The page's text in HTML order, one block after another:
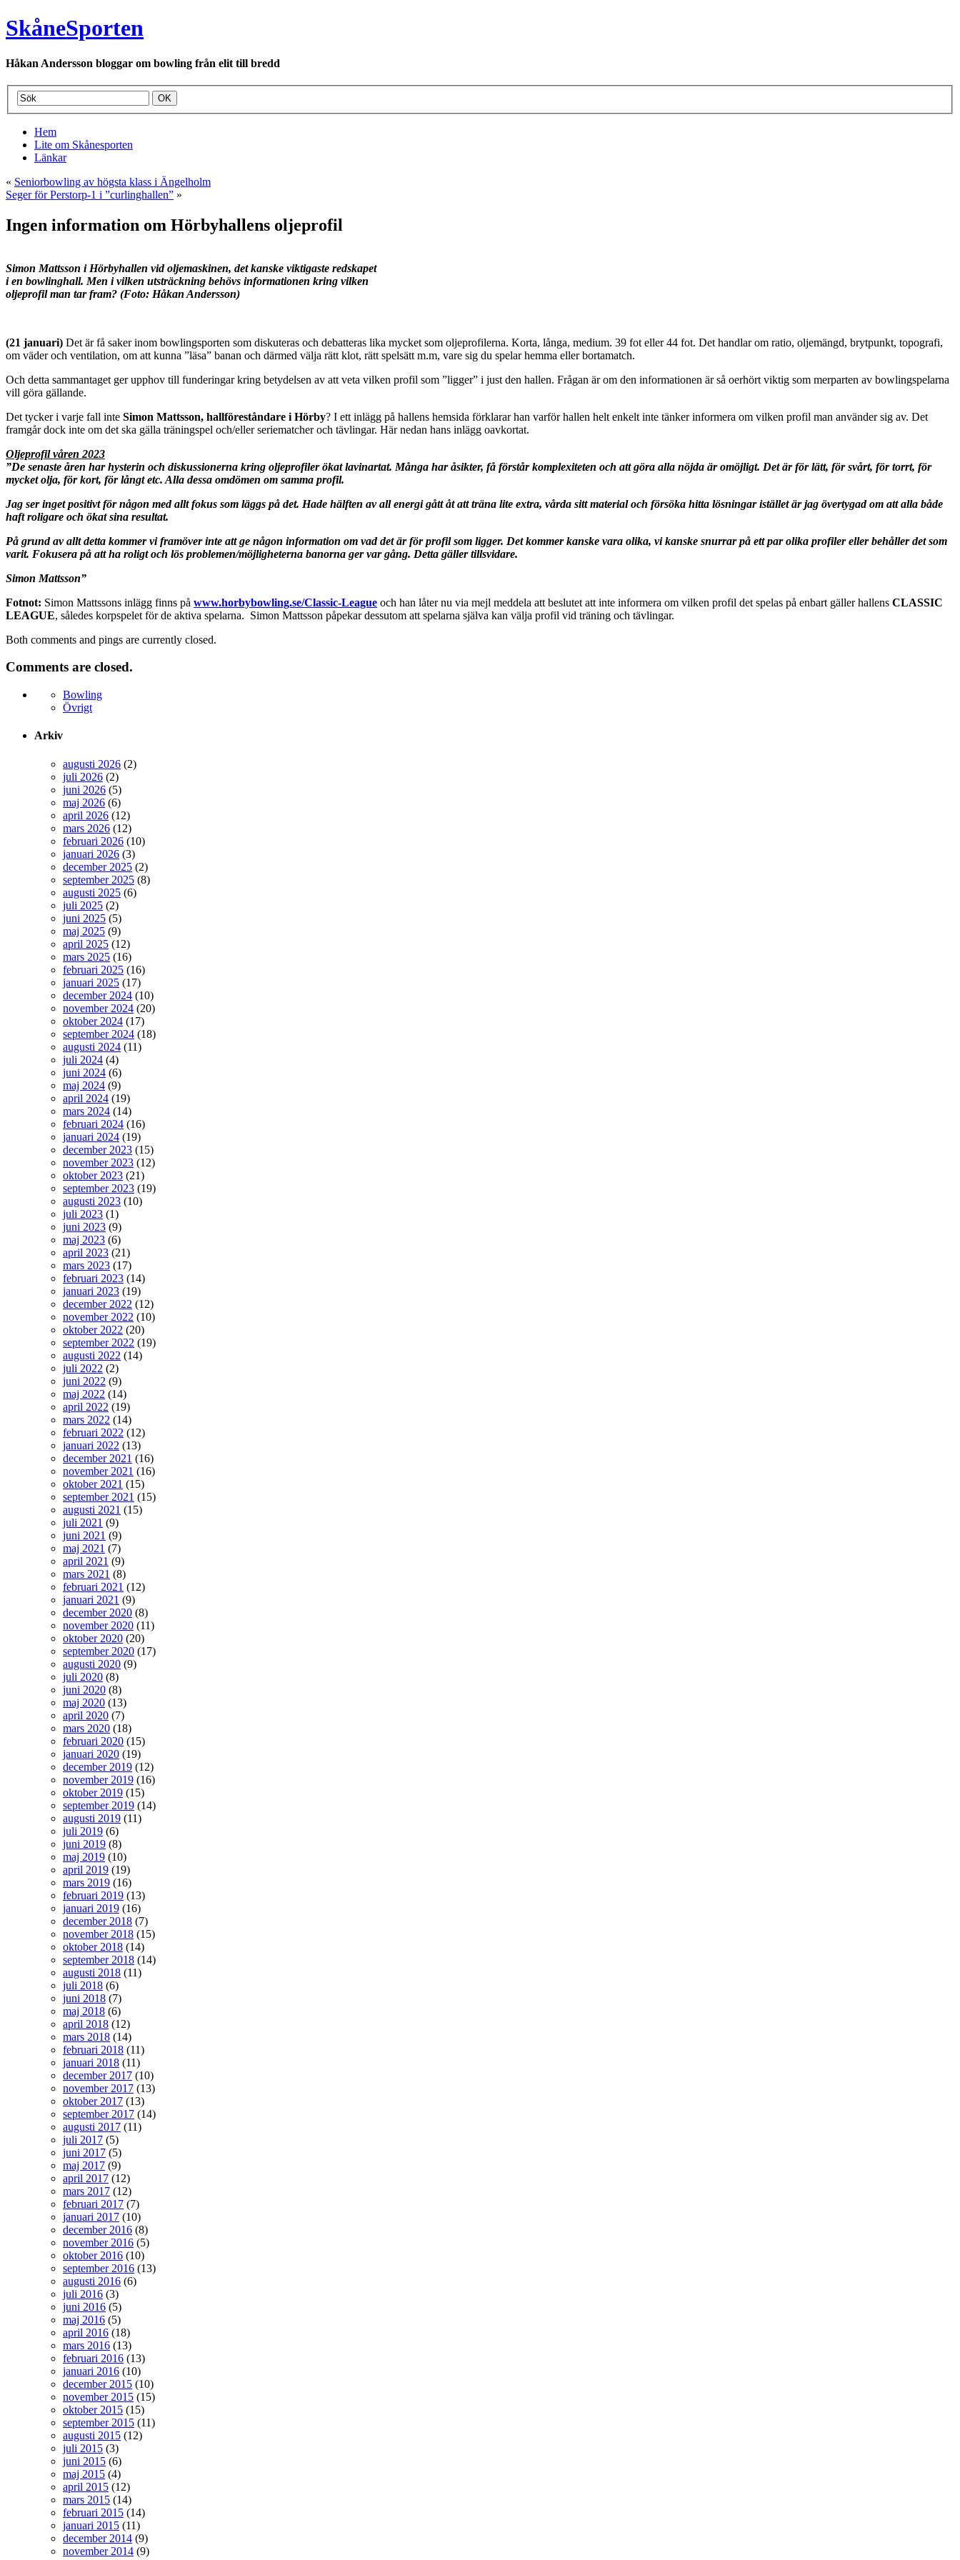
SkåneSporten
Håkan Andersson bloggar om bowling från elit till bredd
Hem
Lite om Skånesporten
Länkar
« Seniorbowling av högsta klass i Ängelholm
Seger för Perstorp-1 i ”curlinghallen” »
Ingen information om Hörbyhallens oljeprofil
Simon Mattsson i Hörbyhallen vid oljemaskinen, det kanske viktigaste redskapet
i en bowlinghall. Men i vilken utsträckning behövs informationen kring vilken
oljeprofil man tar fram? (Foto: Håkan Andersson)
(21 januari) Det är få saker inom bowlingsporten som diskuteras och debatteras lika mycket som oljeprofilerna. Korta, långa, medium. 39 fot eller 44 fot. Det handlar om ratio, oljemängd, brytpunkt, topografi,
om väder och ventilation, om att kunna ”läsa” banan och därmed välja rätt klot, rätt spelsätt m.m, vare sig du spelar hemma eller bortamatch.
Och detta sammantaget ger upphov till funderingar kring betydelsen av att veta vilken profil som ”ligger” i just den hallen. Frågan är om den informationen är så oerhört viktig som merparten av bowlingspelarna
vill göra gällande.
Det tycker i varje fall inte Simon Mattsson, hallföreståndare i Hörby? I ett inlägg på hallens hemsida förklarar han varför hallen helt enkelt inte tänker informera om vilken profil man använder sig av. Det
framgår dock inte om det ska gälla träningspel och/eller seriematcher och tävlingar. Här nedan hans inlägg oavkortat.
Oljeprofil våren 2023
”De senaste åren har hysterin och diskussionerna kring oljeprofiler ökat lavinartat. Många har åsikter, få förstår komplexiteten och att göra alla nöjda är omöjligt. Det är för lätt, för svårt, för torrt, för
mycket olja, för kort, för långt etc. Alla dessa omdömen om samma profil.
Jag ser inget positivt för någon med allt fokus som läggs på det. Hade hälften av all energi gått åt att träna lite extra, vårda sitt material och försöka hitta lösningar istället är jag övertygad om att alla både
haft roligare och ökat sina resultat.
På grund av allt detta kommer vi framöver inte att ge någon information om vad det är för profil som ligger. Det kommer kanske vara olika, vi kanske snurrar på ett par olika profiler eller behåller det som
varit. Fokusera på att ha roligt och lös problemen/möjligheterna banorna ger var gång. Detta gäller tillsvidare.
Simon Mattsson”
Fotnot: Simon Mattssons inlägg finns på www.horbybowling.se/Classic-League och han låter nu via mejl meddela att beslutet att inte informera om vilken profil det spelas på enbart gäller hallens CLASSIC
LEAGUE, således korpspelet för de aktiva spelarna. Simon Mattsson påpekar dessutom att spelarna själva kan välja profil vid träning och tävlingar.
Both comments and pings are currently closed.
Comments are closed.
Bowling
Övrigt
Arkiv
augusti 2026 (2)
juli 2026 (2)
juni 2026 (5)
maj 2026 (6)
april 2026 (12)
mars 2026 (12)
februari 2026 (10)
januari 2026 (3)
december 2025 (2)
september 2025 (8)
augusti 2025 (6)
juli 2025 (2)
juni 2025 (5)
maj 2025 (9)
april 2025 (12)
mars 2025 (16)
februari 2025 (16)
januari 2025 (17)
december 2024 (10)
november 2024 (20)
oktober 2024 (17)
september 2024 (18)
augusti 2024 (11)
juli 2024 (4)
juni 2024 (6)
maj 2024 (9)
april 2024 (19)
mars 2024 (14)
februari 2024 (16)
januari 2024 (19)
december 2023 (15)
november 2023 (12)
oktober 2023 (21)
september 2023 (19)
augusti 2023 (10)
juli 2023 (1)
juni 2023 (9)
maj 2023 (6)
april 2023 (21)
mars 2023 (17)
februari 2023 (14)
januari 2023 (19)
december 2022 (12)
november 2022 (10)
oktober 2022 (20)
september 2022 (19)
augusti 2022 (14)
juli 2022 (2)
juni 2022 (9)
maj 2022 (14)
april 2022 (19)
mars 2022 (14)
februari 2022 (12)
januari 2022 (13)
december 2021 (16)
november 2021 (16)
oktober 2021 (15)
september 2021 (15)
augusti 2021 (15)
juli 2021 (9)
juni 2021 (9)
maj 2021 (7)
april 2021 (9)
mars 2021 (8)
februari 2021 (12)
januari 2021 (9)
december 2020 (8)
november 2020 (11)
oktober 2020 (20)
september 2020 (17)
augusti 2020 (9)
juli 2020 (8)
juni 2020 (8)
maj 2020 (13)
april 2020 (7)
mars 2020 (18)
februari 2020 (15)
januari 2020 (19)
december 2019 (12)
november 2019 (16)
oktober 2019 (15)
september 2019 (14)
augusti 2019 (11)
juli 2019 (6)
juni 2019 (8)
maj 2019 (10)
april 2019 (19)
mars 2019 (16)
februari 2019 (13)
januari 2019 (16)
december 2018 (7)
november 2018 (15)
oktober 2018 (14)
september 2018 (14)
augusti 2018 (11)
juli 2018 (6)
juni 2018 (7)
maj 2018 (6)
april 2018 (12)
mars 2018 (14)
februari 2018 (11)
januari 2018 (11)
december 2017 (10)
november 2017 (13)
oktober 2017 (13)
september 2017 (14)
augusti 2017 (11)
juli 2017 (5)
juni 2017 (5)
maj 2017 (9)
april 2017 (12)
mars 2017 (12)
februari 2017 (7)
januari 2017 (10)
december 2016 (8)
november 2016 (5)
oktober 2016 (10)
september 2016 (13)
augusti 2016 (6)
juli 2016 (3)
juni 2016 (5)
maj 2016 (5)
april 2016 (18)
mars 2016 (13)
februari 2016 (13)
januari 2016 (10)
december 2015 (10)
november 2015 (15)
oktober 2015 (15)
september 2015 (11)
augusti 2015 (12)
juli 2015 (3)
juni 2015 (6)
maj 2015 (4)
april 2015 (12)
mars 2015 (14)
februari 2015 (14)
januari 2015 (11)
december 2014 (9)
november 2014 (9)